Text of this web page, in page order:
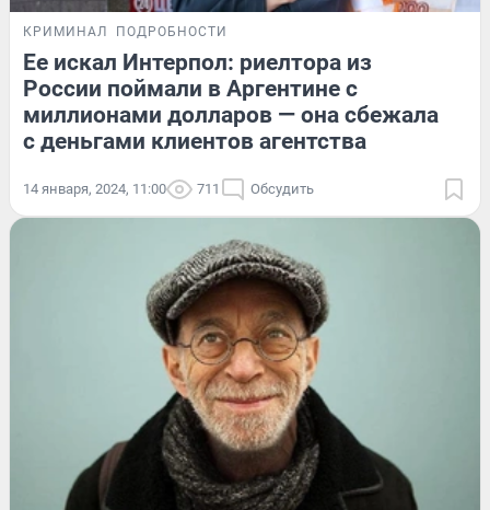
КРИМИНАЛ ПОДРОБНОСТИ
Ее искал Интерпол: риелтора из
России поймали в Аргентине с
миллионами долларов — она сбежала
с деньгами клиентов агентства
14 января, 2024, 11:00 711 Обсудить